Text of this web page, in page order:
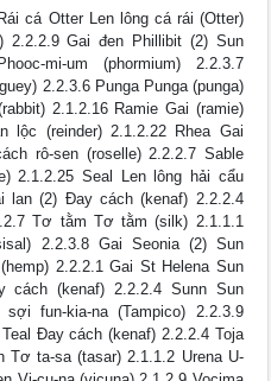
cá Otter Len lông cá rái (Otter)
2.2.2.9 Gai đen Phillibit (2) Sun
mi-um (phormium) 2.2.3.7
2.2.3.6 Punga Punga (punga)
2.1.2.16 Ramie Gai (ramie)
lộc (reinder) 2.1.2.22 Rhea Gai
rô-sen (roselle) 2.2.2.7 Sable
2.1.2.25 Seal Len lông hải cẩu
lan (2) Đay cách (kenaf) 2.2.2.4
Tơ tằm Tơ tằm (silk) 2.1.1.1
2.2.3.8 Gai Seonia (2) Sun
2.2.2.1 Gai St Helena Sun
cách (kenaf) 2.2.2.4 Sunn Sun
fun-kia-na (Tampico) 2.2.3.9
Đay cách (kenaf) 2.2.2.4 Toja
Tơ ta-sa (tasar) 2.1.1.2 Urena U-